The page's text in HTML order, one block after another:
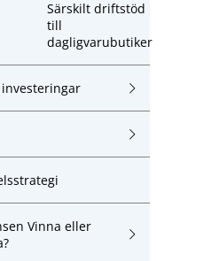
Särskilt driftstöd
till
dagligvarubutiker
Vinna eller